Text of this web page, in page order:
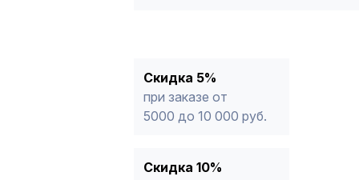
* -Для заказов, состоящих
продукции, максимальная скидка
Скидка 5%
при заказе от
5000 до 10 000 руб.
Скидка 10%